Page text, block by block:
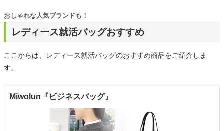
レディース就活バッグおすすめ
おしゃれな人気ブランドも！
ここからは、レディース就活バッグのおすすめ商品をご紹介しま
す。
Miwolun『ビジネスバッグ』